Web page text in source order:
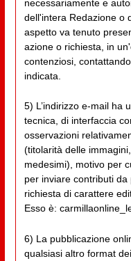
necessariamente e
dell'intera Redazione o
aspetto va tenuto
azione o richiesta, in
contenziosi,
indicata.
5) L’indirizzo e-mail ha
tecnica, di interfaccia
osservazioni
(titolarità delle
medesimi), motivo per
per inviare contributi
richiesta di carattere
Esso è:
6) La pubblicazione
qualsiasi altro format